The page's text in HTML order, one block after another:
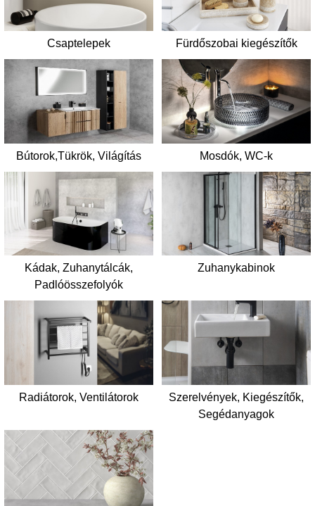
Csaptelepek Fürdőszobai kiegészítők
Bútorok,Tükrök, Világítás Mosdók, WC-k
Kádak, Zuhanytálcák,
Padlóösszefolyók
Zuhanykabinok
Radiátorok, Ventilátorok
Szerelvények, Kiegészítők,
Segédanyagok